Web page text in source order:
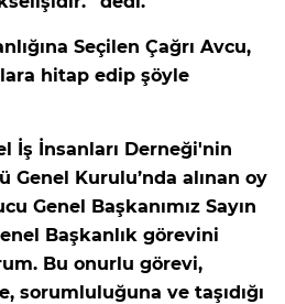
Seçilen Çağrı Avcu,
hitap edip şöyle
İş İnsanları Derneği'nin
Genel Kurulu’nda alınan oy
Genel Başkanımız Sayın
Başkanlık görevini
Bu onurlu görevi,
sorumluluğuna ve taşıdığı